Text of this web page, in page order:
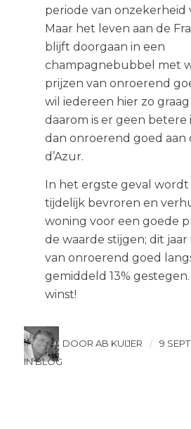
periode van onzekerheid
Maar het leven aan de
blijft doorgaan in een
champagnebubbel met
prijzen van onroerend
wil iedereen hier zo
daarom is er geen betere
dan onroerend goed aan
d’Azur.
In het ergste geval
tijdelijk bevroren en
woning voor een goede
de waarde stijgen; dit jaar
van onroerend goed
gemiddeld 13%
winst!
DOOR AB KUIJER / 9
IN BLOG